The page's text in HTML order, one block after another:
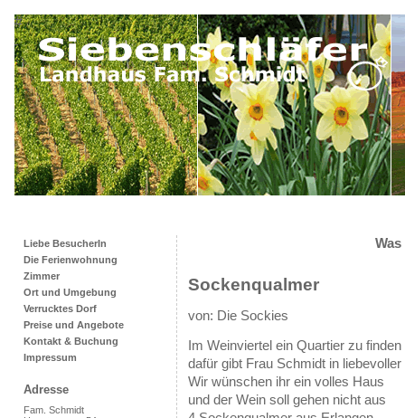
#
Liebe BesucherIn
Die Ferienwohnung
Zimmer
Ort und Umgebung
Verrucktes Dorf
Preise und Angebote
Kontakt & Buchung
Impressum
Adresse
Fam. Schmidt
Sockenqualmer
von: Die Sockies
Im Weinviertel ein Quartier zu
dafür gibt Frau Schmidt in
Wir wünschen ihr ein volles Haus
und der Wein soll gehen nicht aus